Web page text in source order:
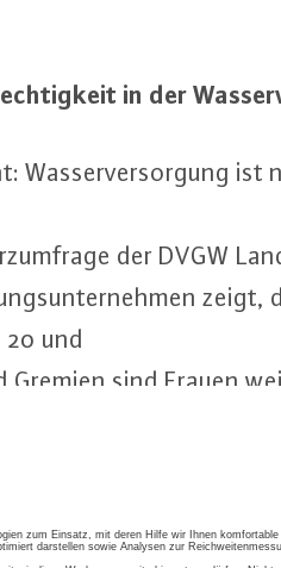
in der
Was­ser­ver­sor­gung
der DVGW
zeigt,
und
Gremien sind Frauen
verfügen über
ge­sell­schaft­li­che
im Wett­be­werb um